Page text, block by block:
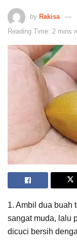
by Rakisa
Reading Time: 2 mins
1. Ambil dua buah
sangat muda, lalu
dicuci bersih